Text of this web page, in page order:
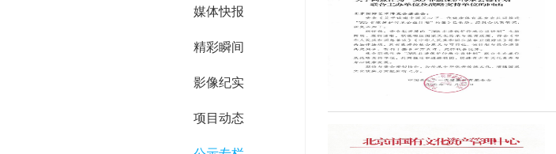
媒体快报
精彩瞬间
影像纪实
项目动态